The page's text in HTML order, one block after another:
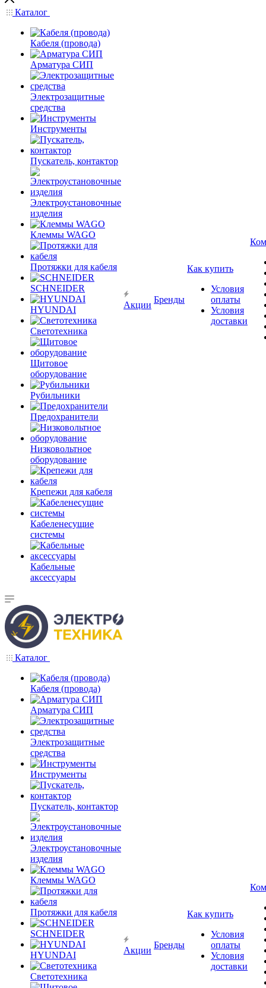
Каталог
Кабеля (провода)
Арматура СИП
Электрозащитные
средства
Инструменты
Пускатель, контактор
Электроустановочные
изделия
Клеммы WAGO
Протяжки для кабеля
SCHNEIDER
HYUNDAI
Светотехника
Щитовое
оборудование
Рубильники
Предохранители
Низковольтное
оборудование
Крепежи для кабеля
Кабеленесущие
системы
Кабельные
аксессуары
Акции
Бренды
Как купить
Условия
оплаты
Условия
доставки
Каталог
Кабеля (провода)
Арматура СИП
Электрозащитные
средства
Инструменты
Пускатель, контактор
Электроустановочные
изделия
Клеммы WAGO
Протяжки для кабеля
SCHNEIDER
HYUNDAI
Светотехника
Акции
Бренды
Как купить
Условия
оплаты
Условия
доставки